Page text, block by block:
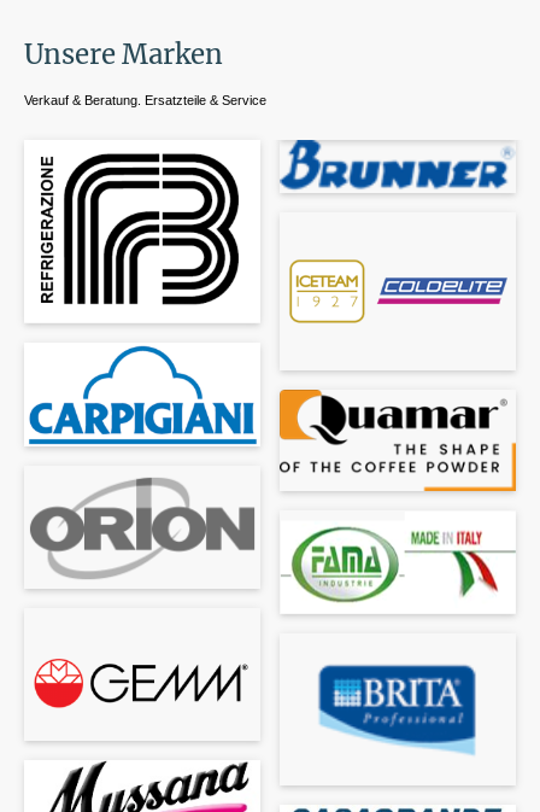
Unsere Marken
Verkauf & Beratung. Ersatzteile & Service